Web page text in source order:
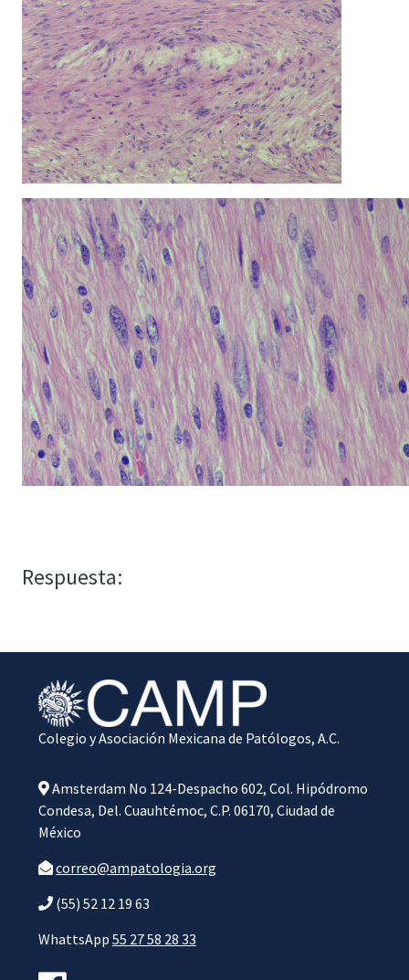
Respuesta:
Colegio y Asociación Mexicana de Patólogos, A.C.
Amsterdam No 124-Despacho 602, Col. Hipódromo
Condesa, Del. Cuauhtémoc, C.P. 06170, Ciudad de
México
correo@ampatologia.org
(55) 52 12 19 63
WhattsApp 55 27 58 28 33